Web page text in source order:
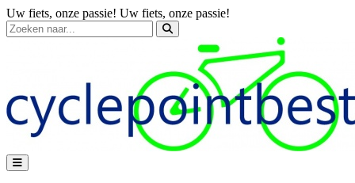
Uw fiets, onze passie! Uw fiets, onze passie!